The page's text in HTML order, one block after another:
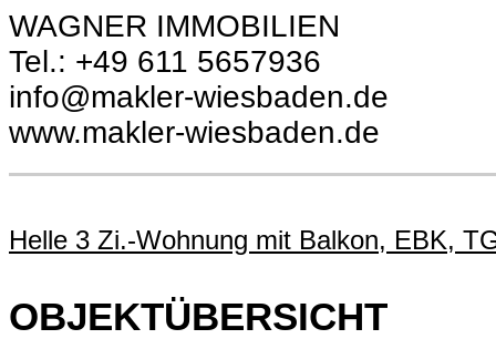
WAGNER IMMOBILIEN
Tel.: +49 611 5657936
info@makler-wiesbaden.de
www.makler-wiesbaden.de
Helle 3 Zi.-Wohnung mit Balkon, EBK,
OBJEKTÜBERSICHT